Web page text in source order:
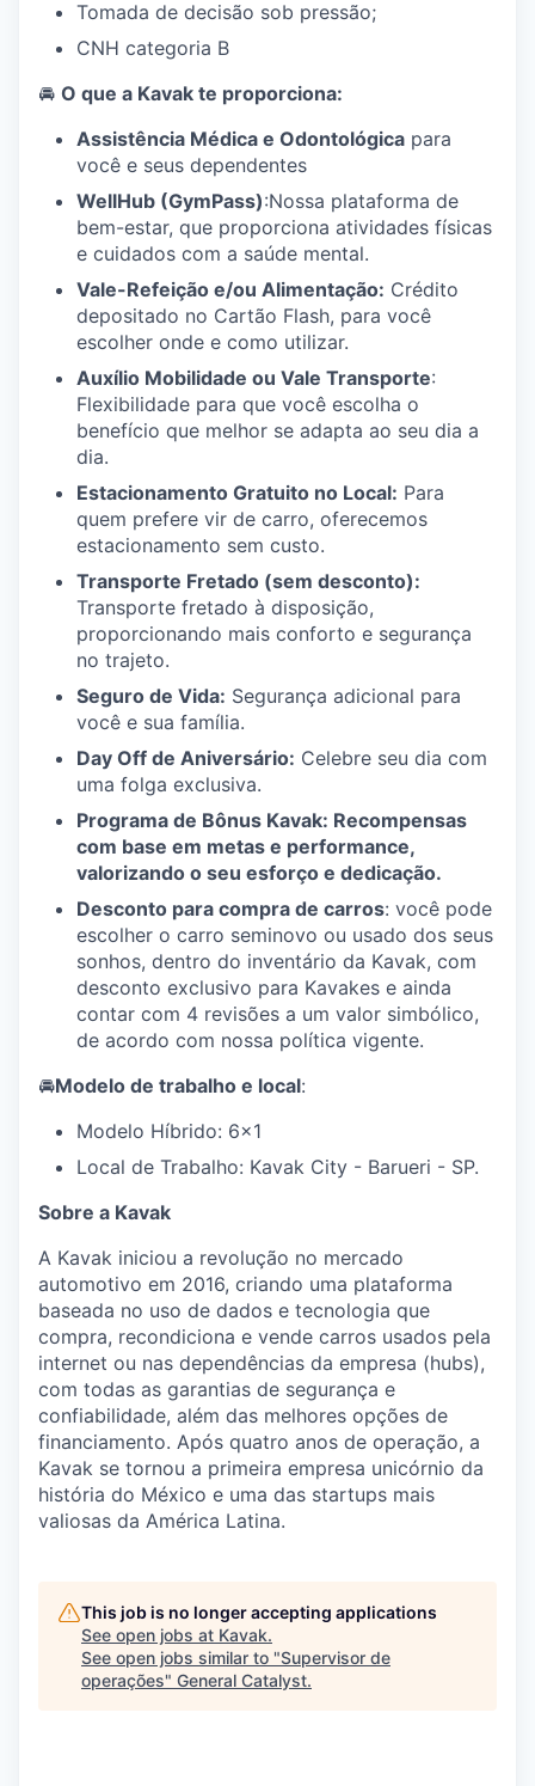
Tomada de decisão sob pressão;
CNH categoria B
🚘 O que a Kavak te proporciona:
Assistência Médica e Odontológica para
você e seus dependentes
WellHub (GymPass):Nossa plataforma de
bem-estar, que proporciona atividades físicas
e cuidados com a saúde mental.
Vale-Refeição e/ou Alimentação: Crédito
depositado no Cartão Flash, para você
escolher onde e como utilizar.
Auxílio Mobilidade ou Vale Transporte:
Flexibilidade para que você escolha o
benefício que melhor se adapta ao seu dia a
dia.
Estacionamento Gratuito no Local: Para
quem prefere vir de carro, oferecemos
estacionamento sem custo.
Transporte Fretado (sem desconto):
Transporte fretado à disposição,
proporcionando mais conforto e segurança
no trajeto.
Seguro de Vida: Segurança adicional para
você e sua família.
Day Off de Aniversário: Celebre seu dia com
uma folga exclusiva.
Programa de Bônus Kavak: Recompensas
com base em metas e performance,
valorizando o seu esforço e dedicação.
Desconto para compra de carros: você pode
escolher o carro seminovo ou usado dos seus
sonhos, dentro do inventário da Kavak, com
desconto exclusivo para Kavakes e ainda
contar com 4 revisões a um valor simbólico,
de acordo com nossa política vigente.
🚘Modelo de trabalho e local:
Modelo Híbrido: 6x1
Local de Trabalho: Kavak City - Barueri - SP.
Sobre a Kavak
A Kavak iniciou a revolução no mercado
automotivo em 2016, criando uma plataforma
baseada no uso de dados e tecnologia que
compra, recondiciona e vende carros usados ​pela
internet ou nas dependências da empresa (hubs),
com todas as garantias de segurança e
confiabilidade, além das melhores opções de
financiamento. Após quatro anos de operação, a
Kavak se tornou a primeira empresa unicórnio da
história do México e uma das startups mais
valiosas da América Latina.
This job is no longer accepting applications
See open jobs at Kavak.
See open jobs similar to "Supervisor de
operações" General Catalyst.